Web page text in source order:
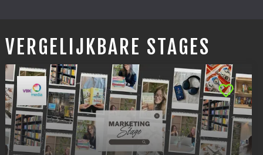
VERGELIJKBARE STAGES